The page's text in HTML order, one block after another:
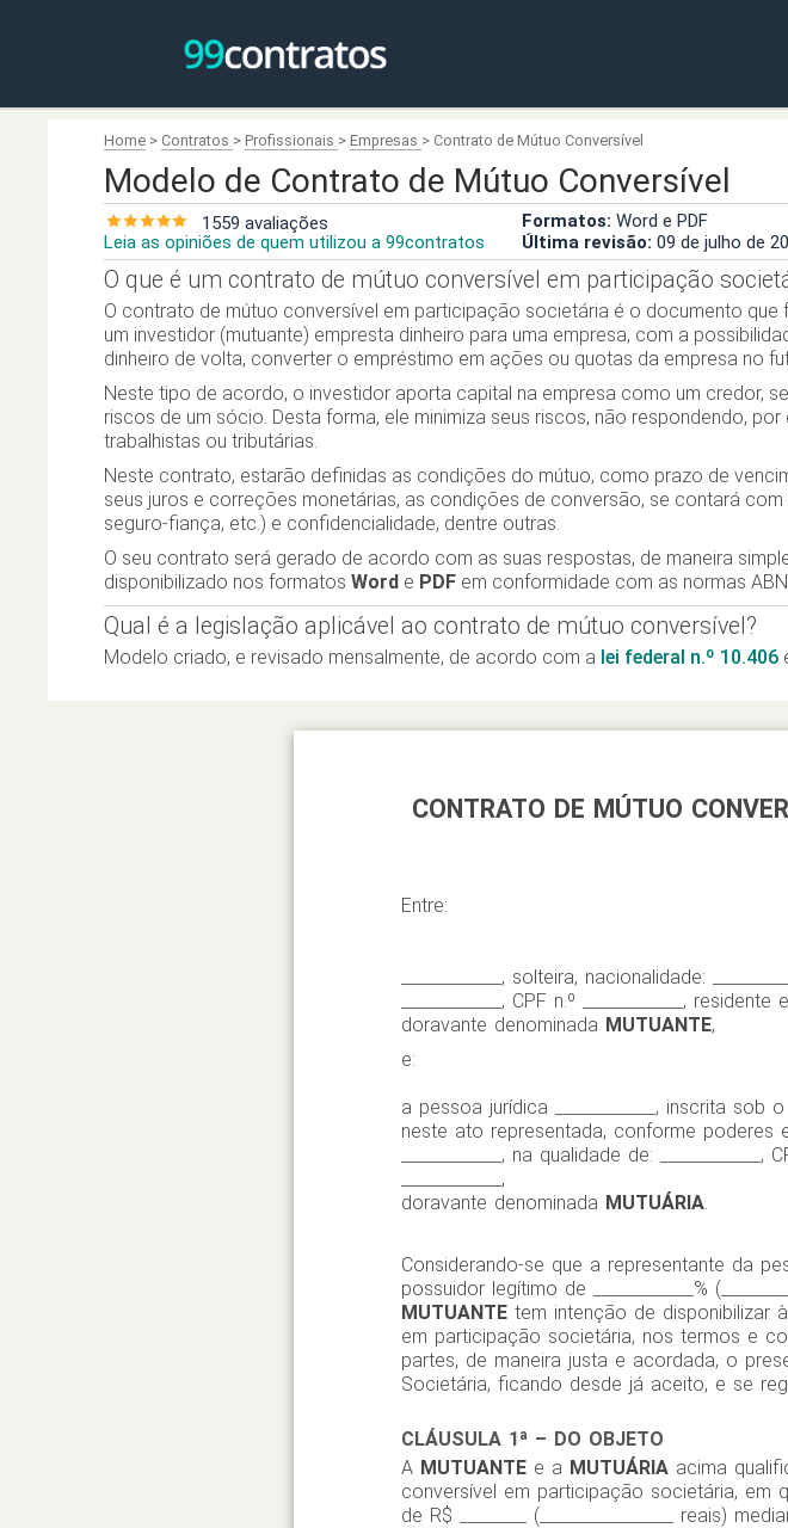
Home > Contratos > Profissionais > Empresas > Contrato de Mútuo Conversível
Modelo de Contrato de Mútuo Conversível
1559 avaliações
Leia as opiniões de quem utilizou a 99contratos
Formatos: Word e PDF
Última revisão: 09 de julho de
O que é um contrato de mútuo conversível em participação
O contrato de mútuo conversível em participação societária é o documento que
um investidor (mutuante) empresta dinheiro para uma empresa, com a
dinheiro de volta, converter o empréstimo em ações ou quotas da empresa no
Neste tipo de acordo, o investidor aporta capital na empresa como um credor,
riscos de um sócio. Desta forma, ele minimiza seus riscos, não respondendo,
trabalhistas ou tributárias.
Neste contrato, estarão definidas as condições do mútuo, como prazo de
seus juros e correções monetárias, as condições de conversão, se contará
seguro-fiança, etc.) e confidencialidade, dentre outras.
O seu contrato será gerado de acordo com as suas respostas, de maneira
disponibilizado nos formatosWord e PDF em conformidade com as normas
Qual é a legislação aplicável ao contrato de mútuo conversível?
Modelo criado, e revisado mensalmente, de acordo com a lei federal n.º 10.406
CONTRATO DE MÚTUO
Entre:
____________, solteira, nacionalidade:
____________, CPF n.º ____________, residente
doravante denominada MUTUANTE,
e:
a pessoa jurídica ____________, inscrita sob o
neste ato representada, conforme poderes
____________, na qualidade de:
____________,
doravante denominada MUTUÁRIA.
Considerando-se que a representante da
possuidor legítimo de ____________%
MUTUANTEtem intenção de disponibilizar à
em participação societária, nos termos e
partes, de maneira justa e acordada, o
Societária, ficando desde já aceito, e se
CLÁUSULA 1ª – DO OBJETO
A MUTUANTEe a MUTUÁRIAacima
conversível em participação societária, em
de R$ ________ (________________ reais)